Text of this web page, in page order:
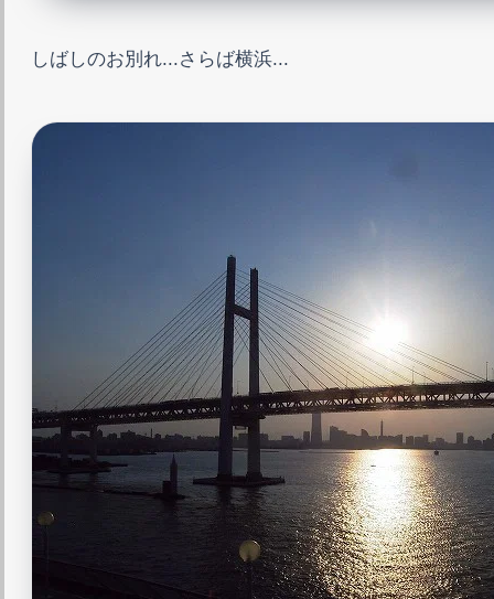
しばしのお別れ...さらば横浜...